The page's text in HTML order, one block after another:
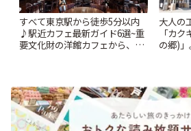
すべて東京駅から徒歩5分以内
♪駅近カフェ最新ガイド6選~重
要文化財の洋館カフェから、改
大人の
「カ
の郷)